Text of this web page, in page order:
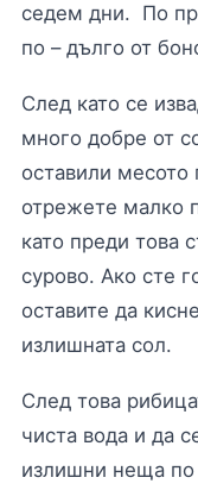
седем дни. По
по – дълго от
След като се
много добре от
оставили
отрежете малко
като преди това
сурово. Ако сте
оставите да
излишната сол.
След това
чиста вода и да
излишни неща по